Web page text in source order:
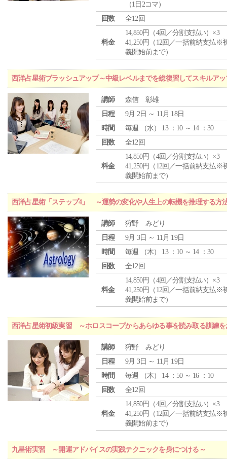
（1日2コマ）
回数
全12回
料金
14,850円（4回／分割支払い）×3
41,250円（12回／一括前納支払※
義開始前まで）
西洋占星術ブラッシュアップ～中級レベルまでを総復習してスキルア
講師
森信 彰雄
日程
9月 2日 ～ 11月 18日
時間
毎週 （水） 13 ：10 ～ 14 ：30
回数
全12回
料金
14,850円（4回／分割支払い）×3
41,250円（12回／一括前納支払※
義開始前まで）
西洋占星術「ステップ4」 ～運勢の変化や人生上の転機を推理する方
講師
狩野 みどり
日程
9月 3日 ～ 11月 19日
時間
毎週 （木） 13 ：10 ～ 14 ：30
回数
全12回
料金
14,850円（4回／分割支払い）×3
41,250円（12回／一括前納支払※
義開始前まで）
西洋占星術初級実習 ～ホロスコープからあらゆる事を読み取る訓練を
講師
狩野 みどり
日程
9月 3日 ～ 11月 19日
時間
毎週 （木） 14 ：50 ～ 16 ：10
回数
全12回
料金
14,850円（4回／分割支払い）×3
41,250円（12回／一括前納支払※
義開始前まで）
九星術実習 ～開運アドバイスの実践テクニックを身につける～